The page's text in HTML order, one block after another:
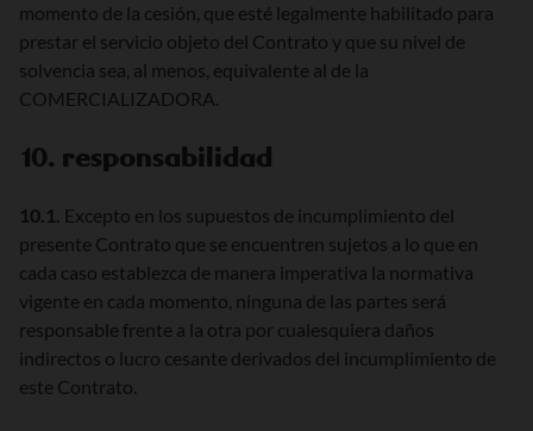
momento de la cesión, que esté legalmente habilitado para
prestar el servicio objeto del Contrato y que su nivel de
solvencia sea, al menos, equivalente al de la
COMERCIALIZADORA.
10. responsabilidad
10.1. Excepto en los supuestos de incumplimiento del
presente Contrato que se encuentren sujetos a lo que en
cada caso establezca de manera imperativa la normativa
vigente en cada momento, ninguna de las partes será
responsable frente a la otra por cualesquiera daños
indirectos o lucro cesante derivados del incumplimiento de
este Contrato.